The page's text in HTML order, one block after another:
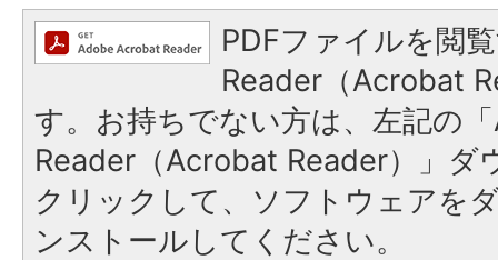
PDFファイルを閲
Reader（Acrobat
す。お持ちでない方は、左記の
Reader（Acrobat Reader）」ダ
クリックして、ソフトウェアを
ンストールしてください。